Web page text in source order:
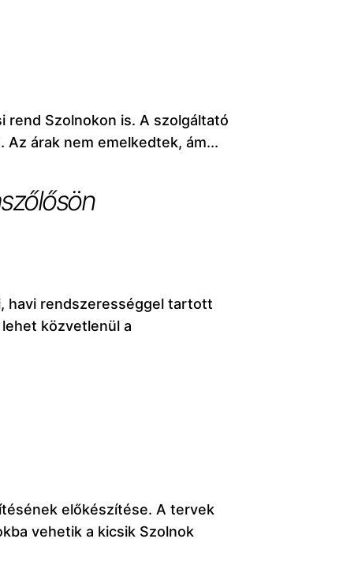
rend Szolnokon is. A szolgáltató
árak nem emelkedtek, ám...
havi rendszerességgel tartott
közvetlenül a
előkészítése. A tervek
vehetik a kicsik Szolnok